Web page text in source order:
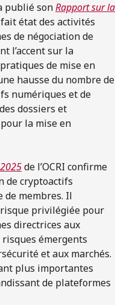
publié sonRapport sur la
fait état des activités
de négociation de
l’accent sur la
de mise en
hausse du nombre de
numériques et de
dossiers et
la mise en
de l’OCRI confirme
de cryptoactifs
de membres. Il
privilégiée pour
directrices aux
émergents
et aux marchés.
plus importantes
de plateformes